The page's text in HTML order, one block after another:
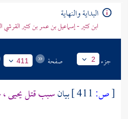
البداية والنهاية
ابن كثير - إسماعيل بن عمر بن كثير
جزء 2 صفحة 411
[ص: بيانسبب قتل يحيى ،